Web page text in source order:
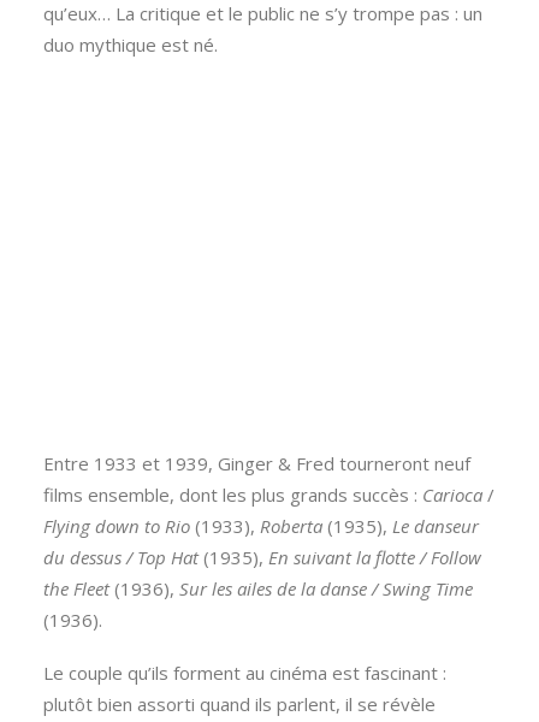
qu’eux… La critique et le public ne s’y trompe pas : un
duo mythique est né.
Entre 1933 et 1939, Ginger & Fred tourneront neuf
films ensemble, dont les plus grands succès : Carioca /
Flying down to Rio (1933), Roberta (1935), Le danseur
du dessus / Top Hat(1935), En suivant la flotte / Follow
the Fleet(1936), Sur les ailes de la danse / Swing Time
(1936).
Le couple qu’ils forment au cinéma est fascinant :
plutôt bien assorti quand ils parlent, il se révèle